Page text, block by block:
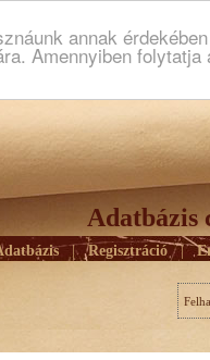
annak
Amennyiben
Adatbázis
| Regisztráció |